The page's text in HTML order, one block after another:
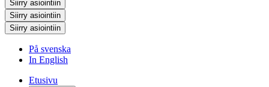
Siirry asiointiin
Siirry asiointiin
Siirry asiointiin
På svenska
In English
Etusivu